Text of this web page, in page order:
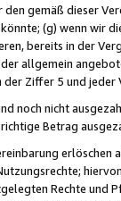
den gemäß dieser
(g) wenn wir
bereits in der
allgemein
der Ziffer 5 und
noch nicht
Betrag
erlöschen
Rechte und